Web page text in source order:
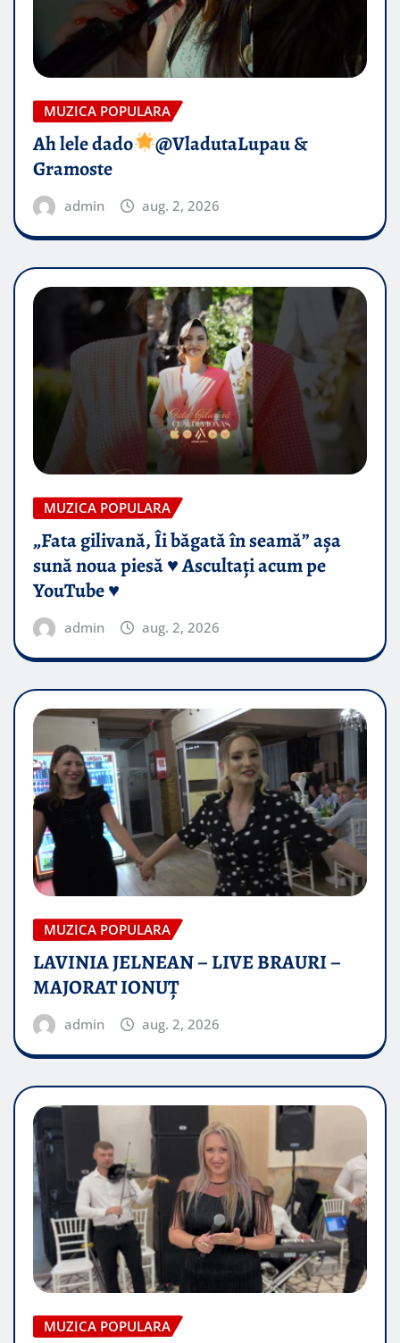
MUZICA POPULARA
Ah lele dado​
@VladutaLupau &
Gramoste
admin aug. 2, 2026
MUZICA POPULARA
„Fata gilivană, Îi băgată în seamă” așa
sună noua piesă ♥️ Ascultați acum pe
YouTube ♥️
admin aug. 2, 2026
MUZICA POPULARA
LAVINIA JELNEAN – LIVE BRAURI –
MAJORAT IONUŢ
admin aug. 2, 2026
MUZICA POPULARA